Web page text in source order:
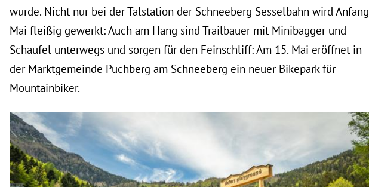
wurde. Nicht nur bei der Talstation der Schneeberg Sesselbahn wird Anfang
Mai fleißig gewerkt: Auch am Hang sind Trailbauer mit Minibagger und
Schaufel unterwegs und sorgen für den Feinschliff: Am 15. Mai eröffnet in
der Marktgemeinde Puchberg am Schneeberg ein neuer Bikepark für
Mountainbiker.